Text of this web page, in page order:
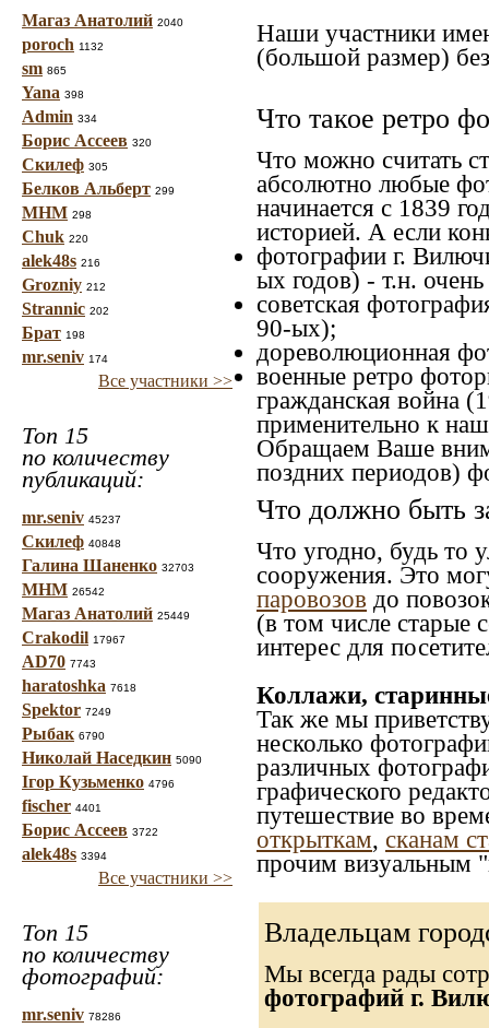
Магаз Анатолий 2040
poroch 1132
sm 865
Yana 398
Admin 334
Борис Ассеев 320
Скилеф 305
Белков Альберт 299
МНМ 298
Chuk 220
alek48s 216
Grozniy 212
Strannic 202
Брат 198
mr.seniv 174
Все участники >>
Топ 15
по количеству
публикаций:
mr.seniv 45237
Скилеф 40848
Галина Шаненко 32703
МНМ 26542
Магаз Анатолий 25449
Crakodil 17967
AD70 7743
haratoshka 7618
Spektor 7249
Рыбак 6790
Николай Наседкин 5090
Ігор Кузьменко 4796
fischer 4401
Борис Ассеев 3722
alek48s 3394
Все участники >>
Топ 15
по количеству
фотографий:
mr.seniv 78286
Наши участники
(большой размер)
Что такое ретро
Что можно считать
абсолютно любые
начинается с 1839
историей. А если
фотографии г.
ых годов) - т.н.
советская
90-ых);
дореволюционная
военные ретро
гражданская война
применительно к
Обращаем Ваше
поздних периодов)
Что должно быть
Что угодно, будь то
сооружения. Это
паровозов до
(в том числе старые
интерес для
Коллажи,
Так же мы
несколько
различных
графического
путешествие во
открыткам, сканам
прочим визуальным
Владельцам
Мы всегда рады
фотографий г.